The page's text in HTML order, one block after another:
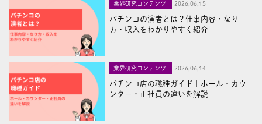
業界研究コンテンツ 2026,06,15
パチンコの演者とは？仕事内容・なり
方・収入をわかりやすく紹介
業界研究コンテンツ 2026,06,14
パチンコ店の職種ガイド｜ホール・カウ
ンター・正社員の違いを解説